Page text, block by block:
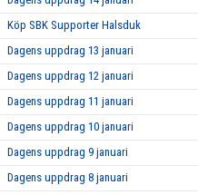
Köp SBK Supporter Halsduk
Dagens uppdrag 13 januari
Dagens uppdrag 12 januari
Dagens uppdrag 11 januari
Dagens uppdrag 10 januari
Dagens uppdrag 9 januari
Dagens uppdrag 8 januari